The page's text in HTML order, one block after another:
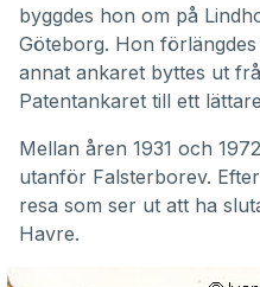
byggdes hon om på
Göteborg. Hon
annat ankaret byttes ut
Patentankaret till ett
Mellan åren 1931 och
utanför Falsterborev.
resa som ser ut att ha
Havre.